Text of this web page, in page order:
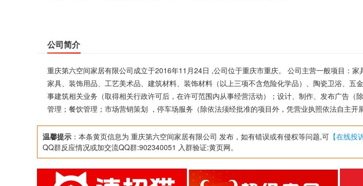
公司简介
重庆第六空间家居有限公司成立于2016年11月24日 ,公司位于重庆市重庆。 公司主营一般项目：家
家具、装饰用品、工艺美术品、建筑材料、装饰材料（以上三项不含危险化学品）、陶瓷卫浴、五
事建筑相关业务（取得相关行政许可后，在许可范围内从事经营活动）；设计、制作、发布广告（
管理；餐饮管理；市场营销策划 ，停车场服务（除依法须经批准的项目外，凭营业执照依法自主开
温馨提示 ：本条黄页信息为 重庆第六空间家居有限公司 发布，如有错误或有侵权等问题,可 【在线投
QQ群反应情况或加交流QQ群:902340051 入群验证:黄页网。